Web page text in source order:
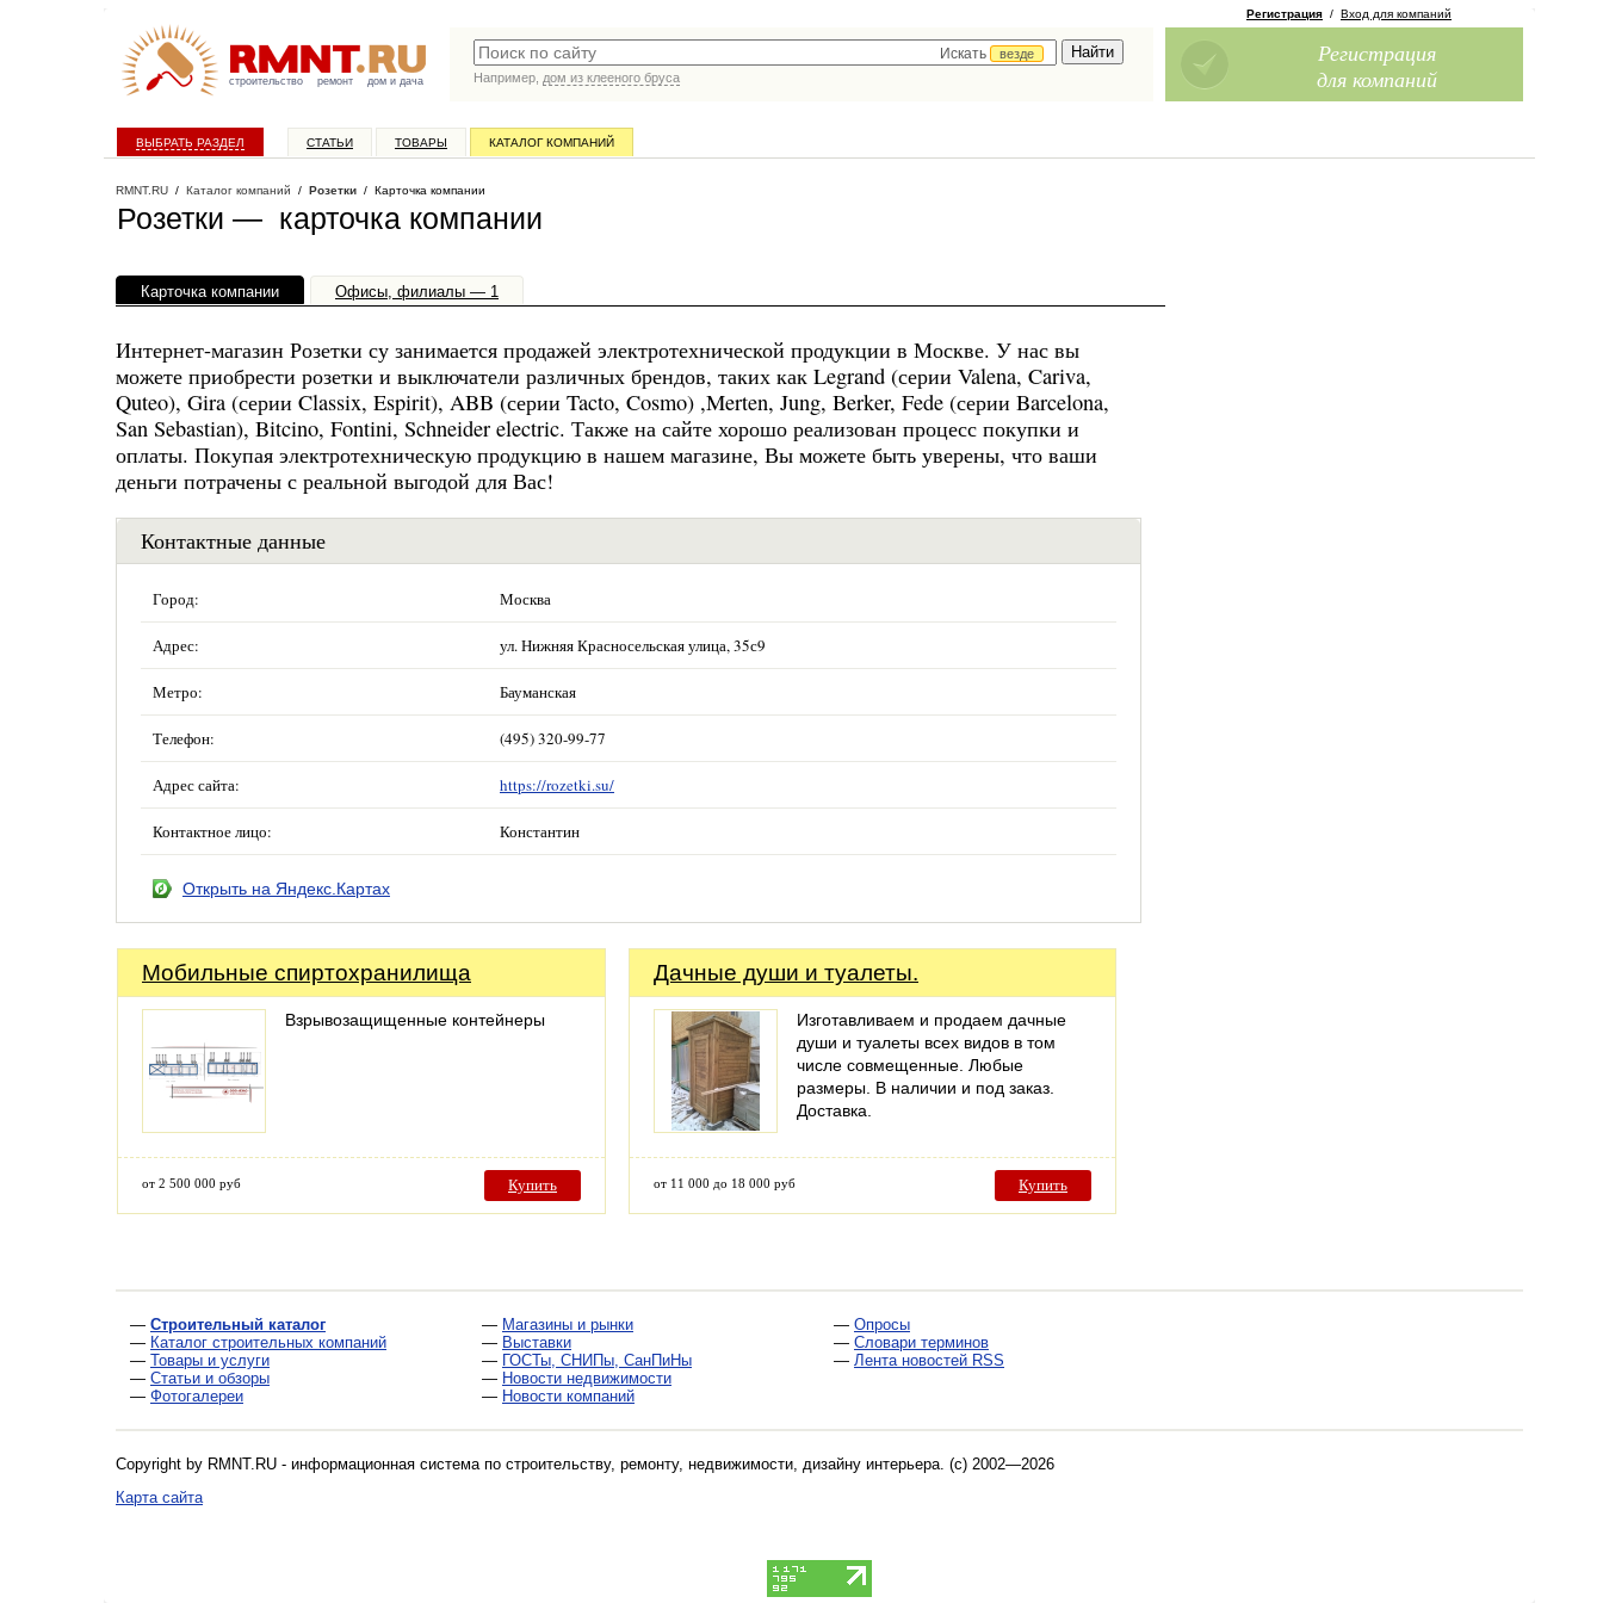
строительство ремонт дом и дача
Искать
везде
Например, дом из клееного бруса
Регистрация / Вход для компаний
Регистрация
для компаний
ВЫБРАТЬ РАЗДЕЛ СТАТЬИ ТОВАРЫ КАТАЛОГ КОМПАНИЙ
RMNT.RU / Каталог компаний / Розетки / Карточка компании
Розетки — карточка компании
Карточка компании Офисы, филиалы — 1
Интернет-магазин Розетки су занимается продажей электротехнической продукции в Москве. У нас вы
можете приобрести розетки и выключатели различных брендов, таких как Legrand (серии Valena, Cariva,
Quteo), Gira (серии Classix, Espirit), ABB (серии Tacto, Cosmo) ,Merten, Jung, Berker, Fede (серии Barcelona,
San Sebastian), Bitcino, Fontini, Schneider electric. Также на сайте хорошо реализован процесс покупки и
оплаты. Покупая электротехническую продукцию в нашем магазине, Вы можете быть уверены, что ваши
деньги потрачены с реальной выгодой для Вас!
Контактные данные
Город: Москва
Адрес: ул. Нижняя Красносельская улица, 35с9
Метро: Бауманская
Телефон: (495) 320-99-77
Адрес сайта: https://rozetki.su/
Контактное лицо: Константин
Открыть на Яндекс.Картах
Мобильные спиртохранилища
Взрывозащищенные контейнеры
от 2 500 000 руб Купить
Дачные души и туалеты.
Изготавливаем и продаем дачные
души и туалеты всех видов в том
числе совмещенные. Любые
размеры. В наличии и под заказ.
Доставка.
от 11 000 до 18 000 руб Купить
— Строительный каталог
— Каталог строительных компаний
— Товары и услуги
— Статьи и обзоры
— Фотогалереи
— Магазины и рынки
— Выставки
— ГОСТы, СНИПы, СанПиНы
— Новости недвижимости
— Новости компаний
— Опросы
— Словари терминов
— Лента новостей RSS
Copyright by RMNT.RU - информационная система по строительству, ремонту, недвижимости, дизайну интерьера. (c) 2002—2026
Карта сайта